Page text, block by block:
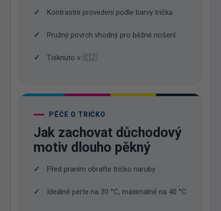
Kontrastní provedení podle barvy trička
Pružný povrch vhodný pro běžné nošení
Tisknuto v 🇨🇿
PÉČE O TRIČKO
Jak zachovat důchodový
motiv dlouho pěkný
Před praním obraťte tričko naruby
Ideálně perte na 30 °C, maximálně na 40 °C